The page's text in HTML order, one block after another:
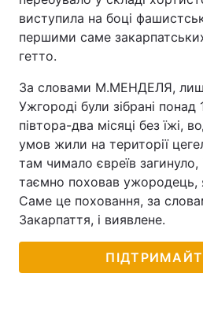
Інтерв'ю
Контакти
Послуги
виступила на боці
першими саме
гетто.
За словами М.МЕНДЕЛЯ,
Ужгороді були зібрані понад
півтора-два місяці без їжі,
умов жили на території
там чимало євреїв
таємно поховав ужородець,
Саме це поховання, за
Закарпаття, і виявлене.